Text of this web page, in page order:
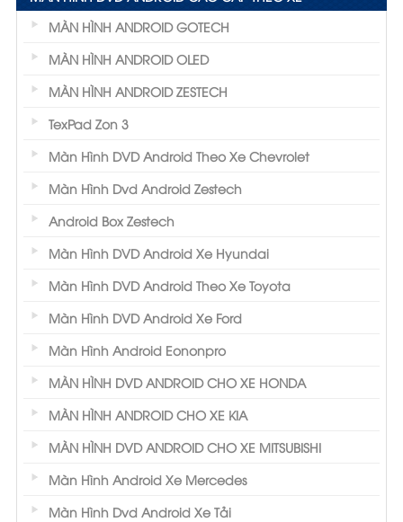
MÀN HÌNH ANDROID GOTECH
MÀN HÌNH ANDROID OLED
MÀN HÌNH ANDROID ZESTECH
TexPad Zon 3
Màn Hình DVD Android Theo Xe Chevrolet
Màn Hình Dvd Android Zestech
Android Box Zestech
Màn Hình DVD Android Xe Hyundai
Màn Hình DVD Android Theo Xe Toyota
Màn Hình DVD Android Xe Ford
Màn Hình Android Eononpro
MÀN HÌNH DVD ANDROID CHO XE HONDA
MÀN HÌNH ANDROID CHO XE KIA
MÀN HÌNH DVD ANDROID CHO XE MITSUBISHI
Màn Hình Android Xe Mercedes
Màn Hình Dvd Android Xe Tải